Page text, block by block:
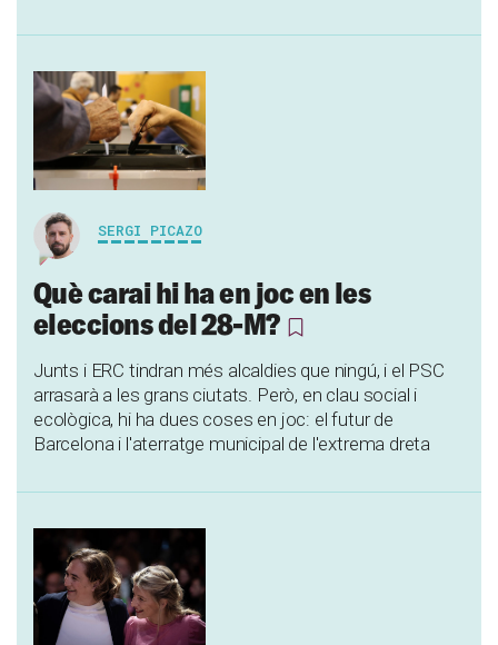
SERGI PICAZO
Què carai hi ha en joc en les
eleccions del 28-M?
Junts i ERC tindran més alcaldies que ningú, i el PSC
arrasarà a les grans ciutats. Però, en clau social i
ecològica, hi ha dues coses en joc: el futur de
Barcelona i l'aterratge municipal de l'extrema dreta